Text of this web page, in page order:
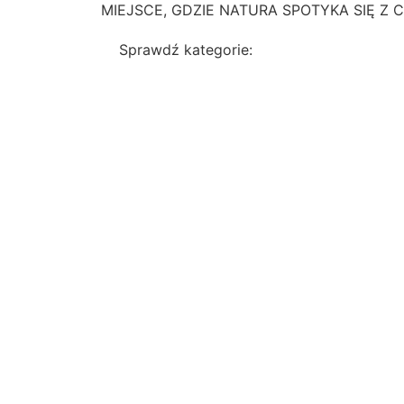
MIEJSCE, GDZIE NATURA SPOTYKA SIĘ Z
Sprawdź kategorie: